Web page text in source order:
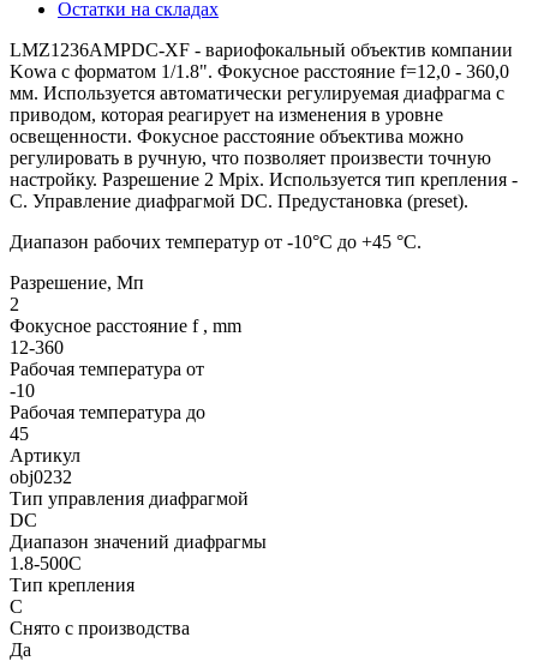
Остатки на складах
LMZ1236AMPDC-XF - вариофокальный объектив компании
Kowa с форматом 1/1.8". Фокусное расстояние f=12,0 - 360,0
мм. Используется автоматически регулируемая диафрагма с
приводом, которая реагирует на изменения в уровне
освещенности. Фокусное расстояние объектива можно
регулировать в ручную, что позволяет произвести точную
настройку. Разрешение 2 Mpix. Используется тип крепления -
C. Управление диафрагмой DC. Предустановка (preset).
Диапазон рабочих температур от -10°C до +45 °C.
Разрешение, Мп
2
Фокусное расстояние f , mm
12-360
Рабочая температура от
-10
Рабочая температура до
45
Артикул
obj0232
Тип управления диафрагмой
DC
Диапазон значений диафрагмы
1.8-500С
Тип крепления
C
Снято с производства
Да